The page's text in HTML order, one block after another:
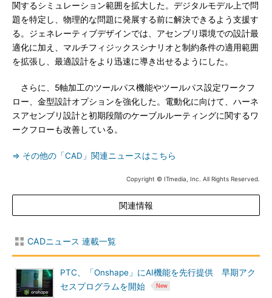
関するシミュレーション範囲を拡大した。デジタルモデル上で問
題を特定し、物理的な問題に発展する前に解決できるよう支援す
る。ジェネレーティブデザインでは、アセンブリ環境での設計最
適化に加え、マルチフィジックスシナリオと制約条件の適用範囲
を拡張し、最適設計をより迅速に導き出せるようにした。
さらに、5軸加工のツールパス機能やツールパス設定ワークフ
ロー、金型設計オプションを強化した。電動化に向けて、ハーネ
スアセンブリ設計と初期段階のケーブルルーティングに関するワ
ークフローも改善している。
⇒ その他の「CAD」関連ニュースはこちら
Copyright © ITmedia, Inc. All Rights Reserved.
関連情報
CADニュース 連載一覧
PTC、「Onshape」にAI機能を先行提供 早期アク
セスプログラムを開始